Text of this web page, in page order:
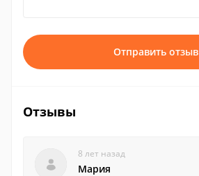
Отправить отзыв
Отзывы
8 лет назад
Мария